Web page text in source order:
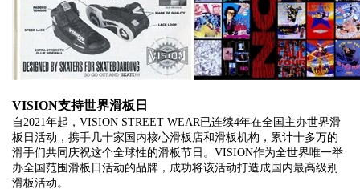
VISION支持世界滑板日
自2021年起，VISION STREET WEAR已连续4年在全国主办世界滑
板日活动，携手几十家国内核心滑板店和滑板机构，累计十多万的
滑手们共同庆祝这个全球性的滑板节日。VISION作为全世界唯一举
办全国范围滑板日活动的品牌，成功将该活动打造成国内最高级别
滑板活动。